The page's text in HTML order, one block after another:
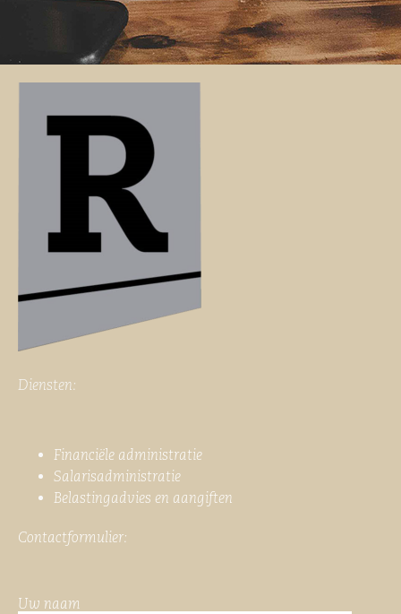
Diensten:
Financiële administratie
Salarisadministratie
Belastingadvies en aangiften
Contactformulier:
Uw naam